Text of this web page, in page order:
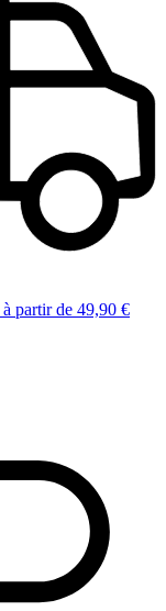
à partir de 49,90 €